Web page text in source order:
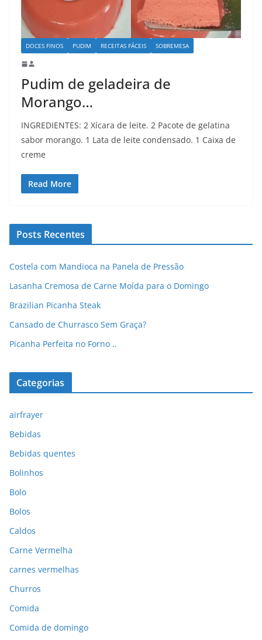
DOCES FINOS PUDIM RECEITAS FÁCEIS SOBREMESA
Pudim de geladeira de
Morango…
INGREDIENTES: 2 Xícara de leite. 2 Pacote de gelatina
sabor morango. 1 Lata de leite condensado. 1 Caixa de
creme
Read More
Posts Recentes
Costela com Mandioca na Panela de Pressão
Lasanha Cremosa de Carne Moída para o Domingo
Brazilian Picanha Steak
Cansado de Churrasco Sem Graça?
Picanha Perfeita no Forno ..
Categorias
airfrayer
Bebidas
Bebidas quentes
Bolinhos
Bolo
Bolos
Caldos
Carne Vermelha
carnes vermelhas
Churros
Comida
Comida de domingo